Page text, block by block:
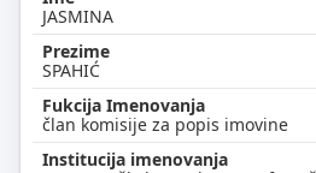
JASMINA
SPAHIĆ
član komisije za popis imovine